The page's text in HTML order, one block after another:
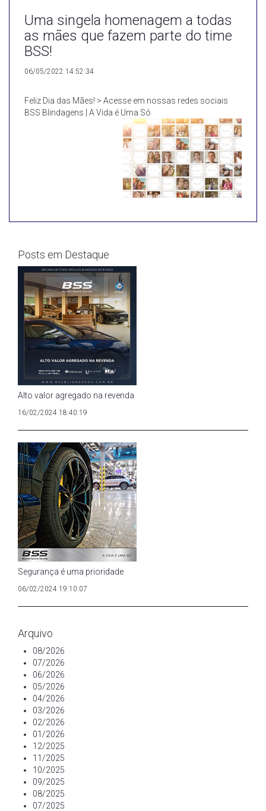
Uma singela homenagem a todas
as mães que fazem parte do time
BSS!
06/05/2022 14:52:34
Feliz Dia das Mães! > Acesse em nossas redes sociais
BSS Blindagens | A Vida é Uma Só
Posts em Destaque
Alto valor agregado na revenda
16/02/2024 18:40:19
Segurança é uma prioridade
06/02/2024 19:10:07
Arquivo
08/2026
07/2026
06/2026
05/2026
04/2026
03/2026
02/2026
01/2026
12/2025
11/2025
10/2025
09/2025
08/2025
07/2025